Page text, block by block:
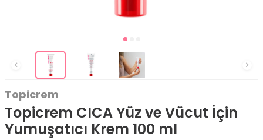
Topicrem
Topicrem CICA Yüz ve Vücut İçin
Yumuşatıcı Krem 100 ml